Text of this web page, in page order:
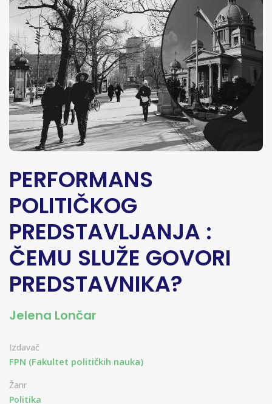
PERFORMANS
POLITIČKOG
PREDSTAVLJANJA :
ČEMU SLUŽE GOVORI
PREDSTAVNIKA?
Jelena Lončar
Izdavač
FPN (Fakultet političkih nauka)
Žanr
Politika